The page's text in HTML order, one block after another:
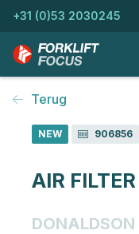
+31 (0)53 2030245
Terug
NEW 906856
AIR FILTER
DONALDSON